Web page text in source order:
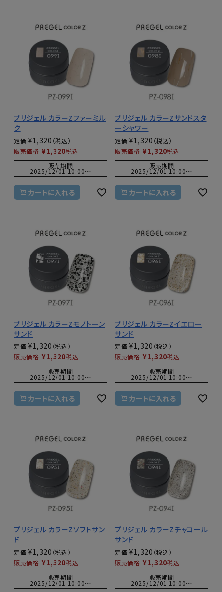
プリジェル カラーZファーミル
ク
定価 ¥1,320
販売価格 ¥1,320税込
販売期間
2025/12/01 10:00〜
カートに入れる
プリジェル カラーZサンドスタ
ーシャワー
定価 ¥1,320
販売価格 ¥1,320税込
販売期間
2025/12/01 10:00〜
カートに入れる
プリジェル カラーZモノトーン
サンド
定価 ¥1,320
販売価格 ¥1,320税込
販売期間
2025/12/01 10:00〜
カートに入れる
プリジェル カラーZイエロー
サンド
定価 ¥1,320
販売価格 ¥1,320税込
販売期間
2025/12/01 10:00〜
カートに入れる
プリジェル カラーZソフトサン
ド
定価 ¥1,320
販売価格 ¥1,320税込
販売期間
2025/12/01 10:00〜
プリジェル カラーZチャコール
サンド
定価 ¥1,320
販売価格 ¥1,320税込
販売期間
2025/12/01 10:00〜